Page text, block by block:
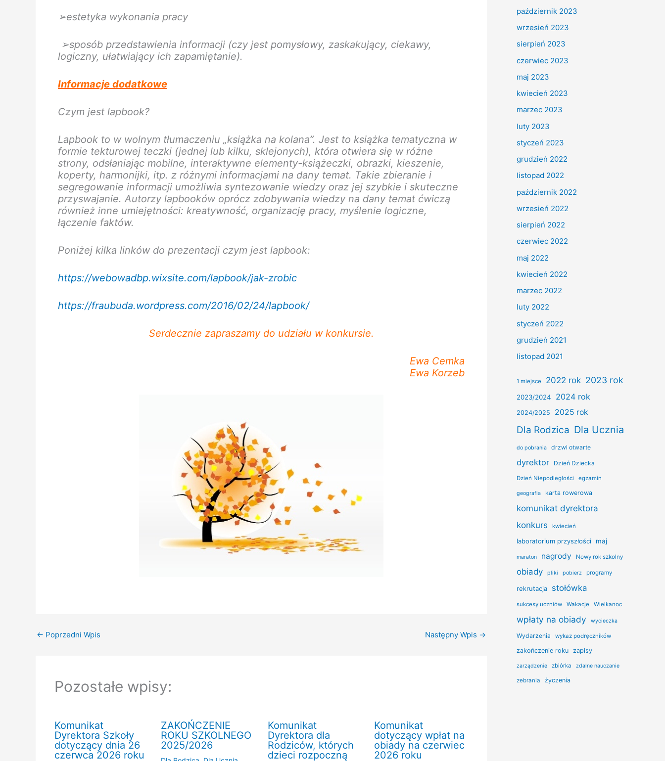
➢estetyka wykonania pracy
➢sposób przedstawienia informacji (czy jest pomysłowy, zaskakujący, ciekawy,
logiczny, ułatwiający ich zapamiętanie).
Informacje dodatkowe
Czym jest lapbook?
Lapbook to w wolnym tłumaczeniu „książka na kolana”. Jest to książka tematyczna w
formie tekturowej teczki (jednej lub kilku, sklejonych), która otwiera się w różne
strony, odsłaniając mobilne, interaktywne elementy-książeczki, obrazki, kieszenie,
koperty, harmonijki, itp. z różnymi informacjami na dany temat. Takie zbieranie i
segregowanie informacji umożliwia syntezowanie wiedzy oraz jej szybkie i skuteczne
przyswajanie. Autorzy lapbooków oprócz zdobywania wiedzy na dany temat ćwiczą
również inne umiejętności: kreatywność, organizację pracy, myślenie logiczne,
łączenie faktów.
Poniżej kilka linków do prezentacji czym jest lapbook:
https://webowadbp.wixsite.com/lapbook/jak-zrobic
https://fraubuda.wordpress.com/2016/02/24/lapbook/
Serdecznie zapraszamy do udziału w konkursie.
Ewa Cemka
Ewa Korzeb
← Poprzedni Wpis Następny Wpis →
Pozostałe wpisy:
Komunikat
Dyrektora Szkoły
dotyczący dnia 26
czerwca 2026 roku
ZAKOŃCZENIE
ROKU SZKOLNEGO
2025/2026
Komunikat
Dyrektora dla
Rodziców, których
dzieci rozpoczną
Komunikat
dotyczący wpłat na
obiady na czerwiec
2026 roku
październik 2023
wrzesień 2023
sierpień 2023
czerwiec 2023
maj 2023
kwiecień 2023
marzec 2023
luty 2023
styczeń 2023
grudzień 2022
listopad 2022
październik 2022
wrzesień 2022
sierpień 2022
czerwiec 2022
maj 2022
kwiecień 2022
marzec 2022
luty 2022
styczeń 2022
grudzień 2021
listopad 2021
1 miejsce 2022 rok 2023 rok
2023/2024 2024 rok
2024/2025 2025 rok
Dla Rodzica Dla Ucznia
do pobrania drzwi otwarte
dyrektor Dzień Dziecka
Dzień Niepodległości egzamin
geografia karta rowerowa
komunikat dyrektora
konkurs kwiecień
laboratorium przyszłości maj
maraton nagrody Nowy rok szkolny
obiady pliki pobierz programy
rekrutacja stołówka
sukcesy uczniów Wakacje Wielkanoc
wpłaty na obiady wycieczka
Wydarzenia wykaz podręczników
zakończenie roku zapisy
zarządzenie zbiórka zdalne nauczanie
zebrania życzenia